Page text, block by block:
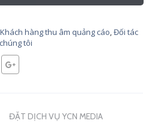
Khách hàng thu âm quảng cáo,Đối tác
tôi
ĐẶT DỊCH VỤ YCN MEDIA